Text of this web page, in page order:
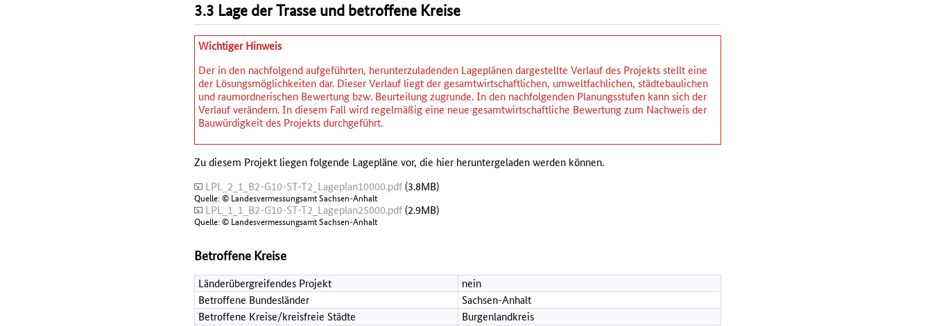
3.3 Lage der Trasse und betroffene Kreise
Wichtiger Hinweis
Der in den nachfolgend aufgeführten, herunterzuladenden Lageplänen dargestellte Verlauf des Projekts stellt eine
der Lösungsmöglichkeiten dar. Dieser Verlauf liegt der gesamtwirtschaftlichen, umweltfachlichen, städtebaulichen
und raumordnerischen Bewertung bzw. Beurteilung zugrunde. In den nachfolgenden Planungsstufen kann sich der
Verlauf verändern. In diesem Fall wird regelmäßig eine neue gesamtwirtschaftliche Bewertung zum Nachweis der
Bauwürdigkeit des Projekts durchgeführt.
Zu diesem Projekt liegen folgende Lagepläne vor, die hier heruntergeladen werden können.
LPL_2_1_B2-G10-ST-T2_Lageplan10000.pdf (3.8MB)
Quelle: © Landesvermessungsamt Sachsen-Anhalt
LPL_1_1_B2-G10-ST-T2_Lageplan25000.pdf (2.9MB)
Quelle: © Landesvermessungsamt Sachsen-Anhalt
Betroffene Kreise
Länderübergreifendes Projekt
nein
Betroffene Bundesländer
Sachsen-Anhalt
Betroffene Kreise/kreisfreie Städte
Burgenlandkreis